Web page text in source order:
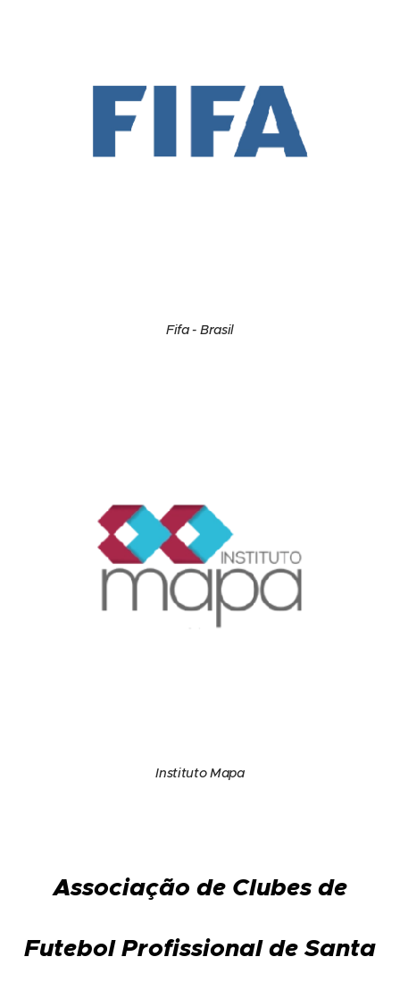
Fifa - Brasil
Instituto Mapa
Associação de Clubes de
Futebol Profissional de Santa